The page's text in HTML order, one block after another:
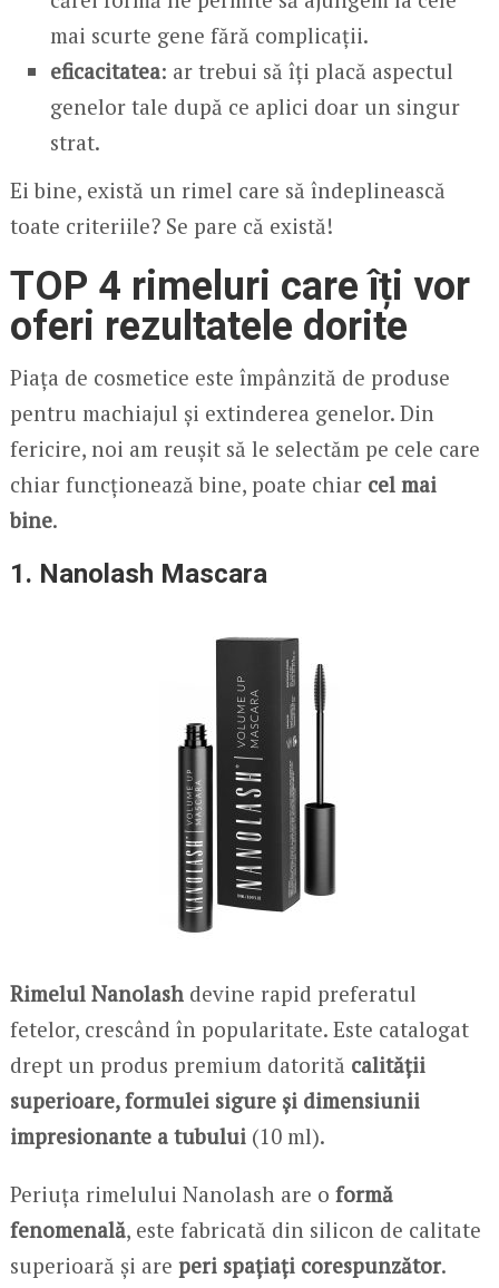
mai scurte gene fără complicații.
eficacitatea: ar trebui să îți placă aspectul
genelor tale după ce aplici doar un singur
strat.
Ei bine, există un rimel care să îndeplinească
toate criteriile? Se pare că există!
TOP 4 rimeluri care îți vor
oferi rezultatele dorite
Piața de cosmetice este împânzită de produse
pentru machiajul și extinderea genelor. Din
fericire, noi am reușit să le selectăm pe cele care
chiar funcționează bine, poate chiar cel mai
bine.
1. Nanolash Mascara
Rimelul Nanolashdevine rapid preferatul
fetelor, crescând în popularitate. Este catalogat
drept un produs premium datorită calității
superioare, formulei sigure și dimensiunii
impresionante a tubului(10 ml).
Periuța rimelului Nanolash are o formă
fenomenală, este fabricată din silicon de calitate
superioară și are peri spațiați corespunzător.